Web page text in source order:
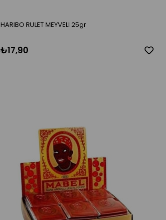
HARIBO RULET MEYVELI 25gr
₺17,90